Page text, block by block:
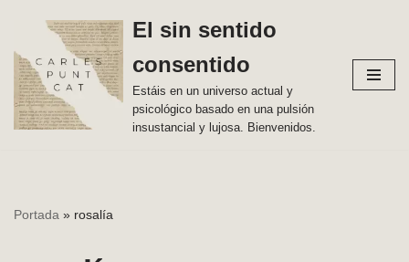
Vés
al
contingut
El sin sentido
consentido
Estáis en un universo actual y
psicológico basado en una pulsión
insustancial y lujosa. Bienvenidos.
Portada » rosalía